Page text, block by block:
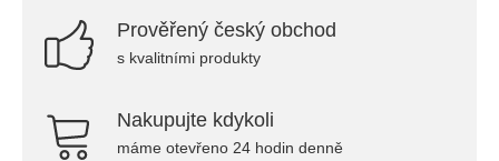
Prověřený český obchod
s kvalitními produkty
Nakupujte kdykoli
máme otevřeno 24 hodin denně